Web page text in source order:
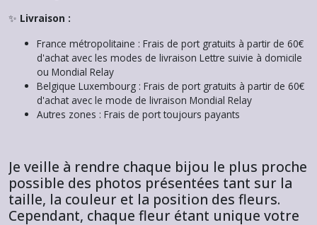
✨ Livraison :
France métropolitaine : Frais de port gratuits à partir de 60€
d'achat avec les modes de livraison Lettre suivie à domicile
ou Mondial Relay
Belgique Luxembourg : Frais de port gratuits à partir de 60€
d'achat avec le mode de livraison Mondial Relay
Autres zones : Frais de port toujours payants
Je veille à rendre chaque bijou le plus proche
possible des photos présentées tant sur la
taille, la couleur et la position des fleurs.
Cependant, chaque fleur étant unique votre